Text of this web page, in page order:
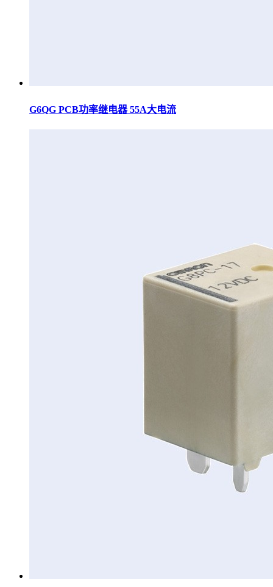
G6QG PCB功率继电器 55A大电流